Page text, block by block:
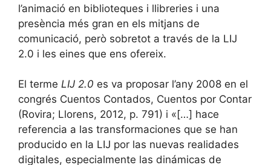
l’animació en biblioteques i llibreries i una
presència més gran en els mitjans de
comunicació, però sobretot a través de la LIJ
2.0 i les eines que ens ofereix.
El terme LIJ 2.0 es va proposar l’any 2008 en el
congrés Cuentos Contados, Cuentos por Contar
(Rovira; Llorens, 2012, p. 791) i «[…] hace
referencia a las transformaciones que se han
producido en la LIJ por las nuevas realidades
digitales, especialmente las dinámicas de